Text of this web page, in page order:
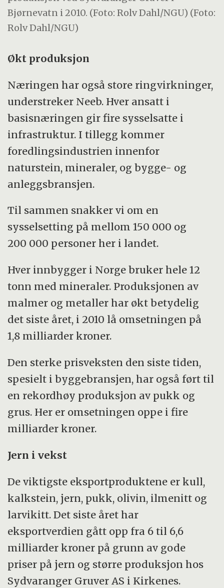
Bjørnevatn i 2010. (Foto: Rolv Dahl/NGU) (Foto:
Rolv Dahl/NGU)
Økt produksjon
Næringen har også store ringvirkninger,
understreker Neeb. Hver ansatt i
basisnæringen gir fire sysselsatte i
infrastruktur. I tillegg kommer
foredlingsindustrien innenfor
naturstein, mineraler, og bygge- og
anleggsbransjen.
Til sammen snakker vi om en
sysselsetting på mellom 150 000 og
200 000 personer her i landet.
Hver innbygger i Norge bruker hele 12
tonn med mineraler. Produksjonen av
malmer og metaller har økt betydelig
det siste året, i 2010 lå omsetningen på
1,8 milliarder kroner.
Den sterke prisveksten den siste tiden,
spesielt i byggebransjen, har også ført til
en rekordhøy produksjon av pukk og
grus. Her er omsetningen oppe i fire
milliarder kroner.
Jern i vekst
De viktigste eksportproduktene er kull,
kalkstein, jern, pukk, olivin, ilmenitt og
larvikitt. Det siste året har
eksportverdien gått opp fra 6 til 6,6
milliarder kroner på grunn av gode
priser på jern og større produksjon hos
Sydvaranger Gruver AS i Kirkenes.